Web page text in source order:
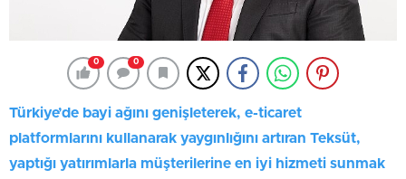
0 0
Türkiye’de bayi ağını genişleterek, e-ticaret
platformlarını kullanarak yaygınlığını artıran Teksüt,
yaptığı yatırımlarla müşterilerine en iyi hizmeti sunmak